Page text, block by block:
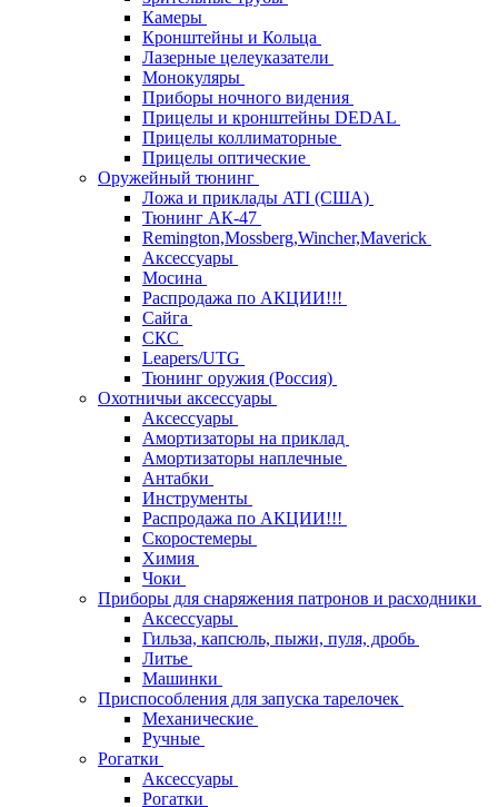
Камеры
Кронштейны и Кольца
Лазерные целеуказатели
Монокуляры
Приборы ночного видения
Прицелы и кронштейны DEDAL
Прицелы коллиматорные
Прицелы оптические
Оружейный тюнинг
Ложа и приклады ATI (США)
Тюнинг АК-47
Remington,Mossberg,Wincher,Maverick
Аксессуары
Мосина
Распродажа по АКЦИИ!!!
Сайга
СКС
Leapers/UTG
Тюнинг оружия (Россия)
Охотничьи аксессуары
Аксессуары
Амортизаторы на приклад
Амортизаторы наплечные
Антабки
Инструменты
Распродажа по АКЦИИ!!!
Скоростемеры
Химия
Чоки
Приборы для снаряжения патронов и расходники
Аксессуары
Гильза, капсюль, пыжи, пуля, дробь
Литье
Машинки
Приспособления для запуска тарелочек
Механические
Ручные
Рогатки
Аксессуары
Рогатки